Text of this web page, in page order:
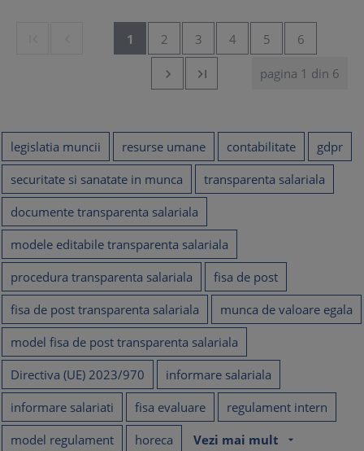
1 2 3 4 5 6
pagina 1 din 6


legislatia muncii resurse umane contabilitate
gdpr
securitate si sanatate in munca
transparenta salariala
documente transparenta salariala
modele editabile transparenta salariala
procedura transparenta salariala
fisa de post
fisa de post transparenta salariala
munca de valoare egala
model fisa de post transparenta salariala
Directiva (UE) 2023/970
informare salariala
informare salariati
fisa evaluare
regulament intern
model regulament
horeca Vezi mai mult arrow_drop_down